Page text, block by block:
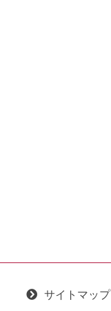
サイトマップ